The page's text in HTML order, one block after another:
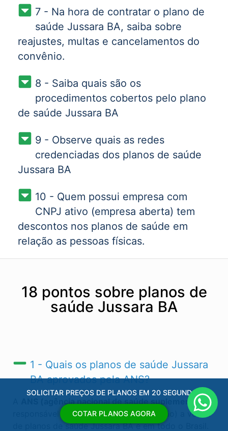
7 - Na hora de contratar o plano de
saúde Jussara BA, saiba sobre
reajustes, multas e cancelamentos do
convênio.
8 - Saiba quais são os
procedimentos cobertos pelo plano
de saúde Jussara BA
9 - Observe quais as redes
credenciadas dos planos de saúde
Jussara BA
10 - Quem possui empresa com
CNPJ ativo (empresa aberta) tem
descontos nos planos de saúde em
relação as pessoas físicas.
18 pontos sobre planos de
saúde Jussara BA
1 - Quais os planos de saúde Jussara
BA​ aprovados pela ANS?
ANS (agência nacional de saúde suplementar)é
responsável por regular (autorizas ou não) a venda
de planos de saúde Jussara BA​ e em todo o Brasil.
SOLICITAR PREÇOS DE PLANOS EM 20 SEGUNDOS
COTAR PLANOS AGORA